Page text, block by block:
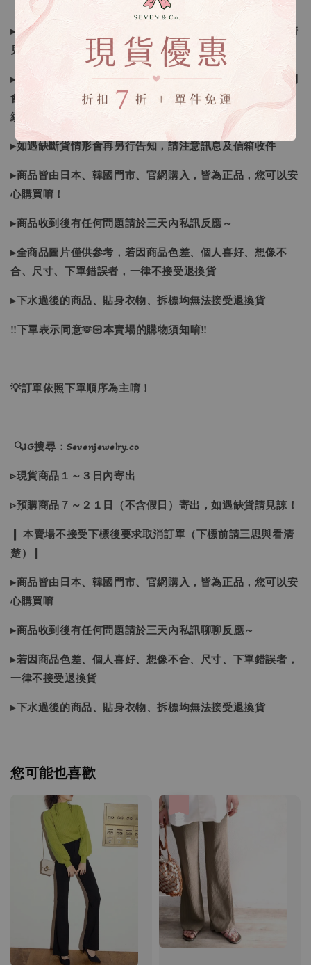
▸所有商品皆以日本、韓國售完為止，如下單後遇缺貨情形請
見諒
▸因日本商品貨況和價格是浮動的，若遇到缺貨或者調價我們
會視情況等待下單，若您想要知道即時貨況還請主動聯繫後
續喔
▸如遇缺斷貨情形會再另行告知，請注意訊息及信箱收件
▸商品皆由日本、韓國門市、官網購入，皆為正品，您可以安
心購買唷！
▸商品收到後有任何問題請於三天內私訊反應～
▸全商品圖片僅供參考，若因商品色差、個人喜好、想像不
合、尺寸、下單錯誤者，一律不接受退換貨
▸下水過後的商品、貼身衣物、拆標均無法接受退換貨
‼下單表示同意🫶🏻本賣場的購物須知唷‼
💡訂單依照下單順序為主唷！
🔍IG搜尋：Sevenjewelry.co
▹現貨商品１～３日內寄出
▹預購商品７～２１日（不含假日）寄出，如遇缺貨請見諒！
❙ 本賣場不接受下標後要求取消訂單（下標前請三思與看清
楚）❙
▸商品皆由日本、韓國門市、官網購入，皆為正品，您可以安
心購買唷
▸商品收到後有任何問題請於三天內私訊聊聊反應～
▸若因商品色差、個人喜好、想像不合、尺寸、下單錯誤者，
一律不接受退換貨
▸下水過後的商品、貼身衣物、拆標均無法接受退換貨
您可能也喜歡